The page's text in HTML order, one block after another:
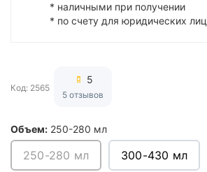
Объем: 250-280 мл
250-280 мл 300-430 мл
* наличными при получении
* по счету для юридических лиц
Код: 2565
5
5 отзывов